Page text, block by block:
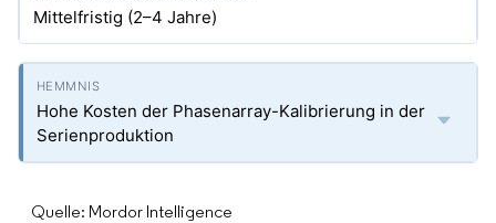
Mittelfristig (2–4 Jahre)
Hohe Kosten der Phasenarray-Kalibrierung in der
Serienproduktion
Quelle: Mordor Intelligence